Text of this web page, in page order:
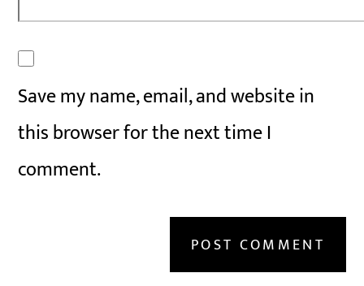
Save my name, email, and website in
this browser for the next time I
comment.